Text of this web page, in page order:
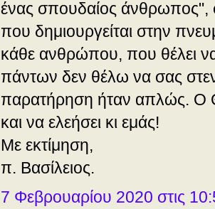
ένας σπουδαίος άνθρωπος",
που δημιουργείται στην
κάθε ανθρώπου, που θέλει
πάντων δεν θέλω να σας
παρατήρηση ήταν απλώς. Ο
και να ελεήσει κι εμάς!
Με εκτίμηση,
π. Βασίλειος.
7 Φεβρουαρίου 2020 στις